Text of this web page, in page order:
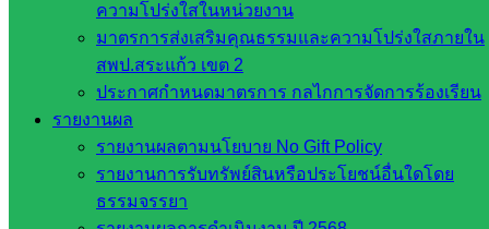
ความโปร่งใสในหน่วยงาน
มาตรการส่งเสริมคุณธรรมและความโปร่งใสภายใน
สพป.สระแก้ว เขต 2
ประกาศกำหนดมาตรการ กลไกการจัดการร้องเรียน
รายงานผล
รายงานผลตามนโยบาย No Gift Policy
รายงานการรับทรัพย์สินหรือประโยชน์อื่นใดโดย
ธรรมจรรยา
สพม. ใน
สังกัด
เว็บไซต์
สพป. ใน
สังกัด
สพฐ.
กรมบัญชี